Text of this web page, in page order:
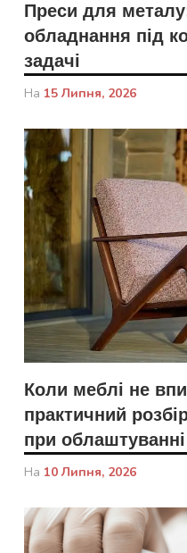
Преси для
обладнання під
задачі
На 15 Липня, 2026
Коли меблі не
практичний
при облаштуванні
На 10 Липня, 2026